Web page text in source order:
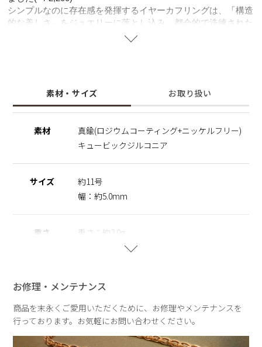
シンプルなのに存在感を発揮するイヤーカフリングは、「構造
的な美しさ」をジュエリーに落とし込み、都会的で洗練された
り華やかさを増してくれます。
日常のスタイルにモード感を添え、都会的な表情を完成させる
します。
素材・サイズ お取り扱い
素材
真鍮(ロジウムコーティング+ニッケルフリー)
キュービックジルコニア
サイズ
約11号
幅：約5.0mm
重さ 重さ：約2.0g
お修理・メンテナンス
商品を末永くご愛用いただくために、お修理やメンテナンスを
行っております。お気軽にお問い合わせください。